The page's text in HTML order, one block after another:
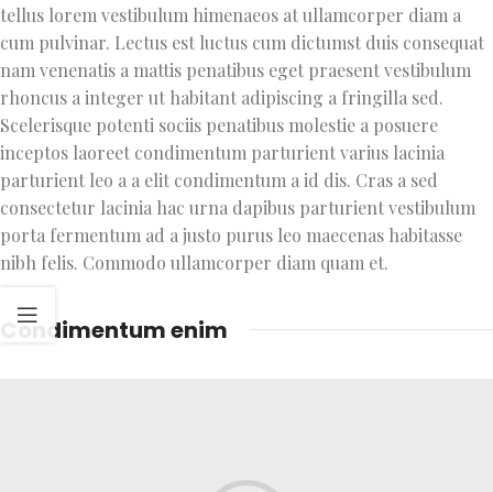
tellus lorem vestibulum himenaeos at ullamcorper diam a
cum pulvinar. Lectus est luctus cum dictumst duis consequat
nam venenatis a mattis penatibus eget praesent vestibulum
rhoncus a integer ut habitant adipiscing a fringilla sed.
Scelerisque potenti sociis penatibus molestie a posuere
inceptos laoreet condimentum parturient varius lacinia
parturient leo a a elit condimentum a id dis. Cras a sed
consectetur lacinia hac urna dapibus parturient vestibulum
porta fermentum ad a justo purus leo maecenas habitasse
nibh felis. Commodo ullamcorper diam quam et.
Condimentum enim